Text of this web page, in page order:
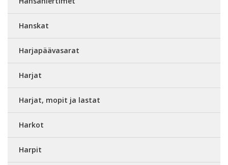
Hanskat
Harjapäävasarat
Harjat
Harjat, mopit ja lastat
Harkot
Harpit